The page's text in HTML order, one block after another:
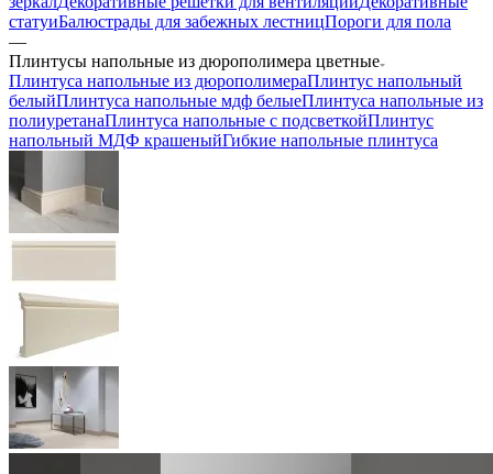
статуиБалюстрады для забежных лестницПороги для пола
—
Плинтусы напольные из дюрополимера цветные
Плинтуса напольные из дюрополимераПлинтус напольный
белыйПлинтуса напольные мдф белыеПлинтуса напольные из
полиуретанаПлинтуса напольные с подсветкойПлинтус
напольный МДФ крашеныйГибкие напольные плинтуса